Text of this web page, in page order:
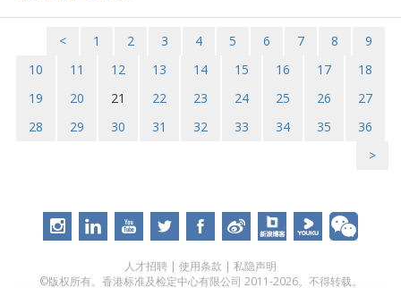
< 1 2 3 4 5 6 7 8
9
10
11 12 13 14 15 16 17
18
19
20 21 22 23 24 25 26
27
28
29 30 31 32 33 34 35
36
>
人才招聘 | 使用条款 | 私隐声明
©版权所有。香港标准及检定中心有限公司 2011-2026。不得转载。